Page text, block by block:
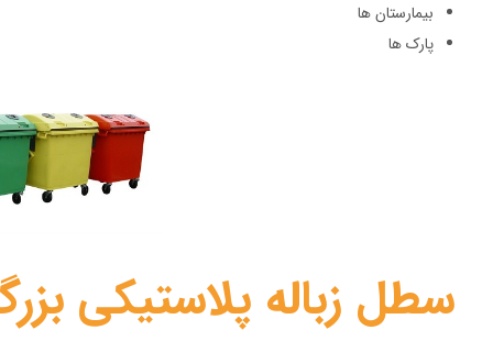
بیمارستان ها
پارک ها
سطل زباله پلاستیکی